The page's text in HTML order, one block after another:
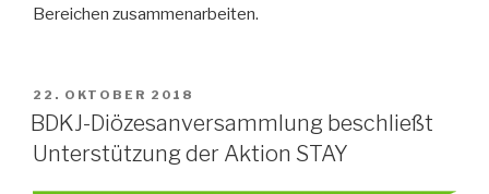
Bereichen zusammenarbeiten.
VERÖFFENTLICHT
AM
22. OKTOBER 2018
BDKJ-Diözesanversammlung beschließt
Unterstützung der Aktion STAY